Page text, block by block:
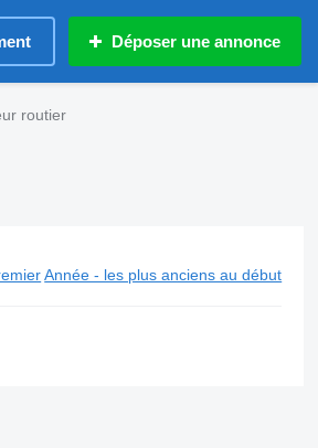
Déposer une annonce
routier
Année - les plus anciens au début